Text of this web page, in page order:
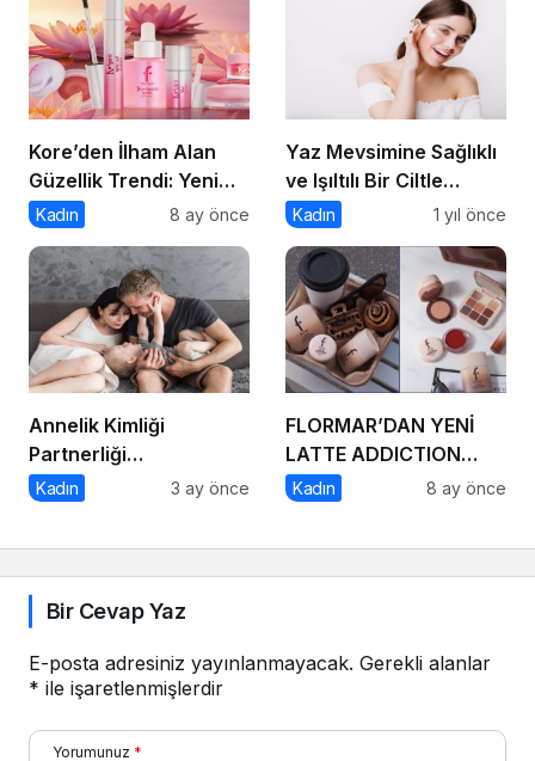
Kore’den İlham Alan
Güzellik Trendi: Yeni
Flormar K-Spirit
Kadın 8 ay önce
Yaz Mevsimine Sağlıklı
ve Işıltılı Bir Ciltle
Merhaba Deyin
Kadın 1 yıl önce
Annelik Kimliği
Partnerliği
Gölgelemesin
Kadın 3 ay önce
FLORMAR’DAN YENİ
LATTE ADDICTION
KOLEKSİYONU:
Kadın 8 ay önce
Bir Cevap Yaz
E-posta adresiniz yayınlanmayacak. Gerekli alanlar
* ile işaretlenmişlerdir
Yorumunuz *